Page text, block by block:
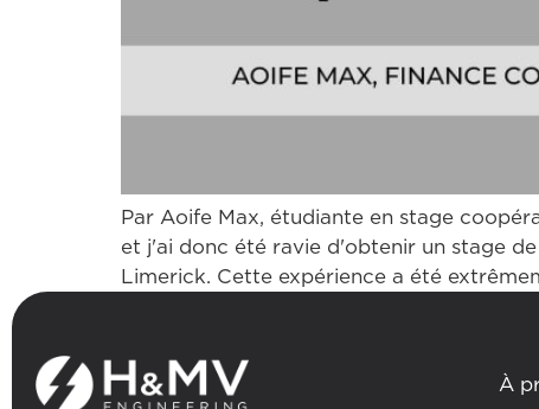
Par Aoife Max, étudiante en stage
et j'ai donc été ravie d'obtenir un stage
Limerick. Cette expérience a été
À